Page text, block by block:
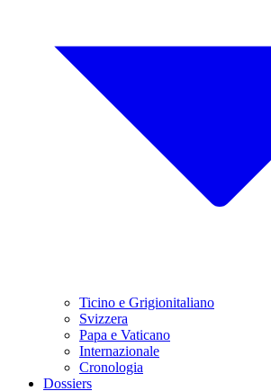
Ticino e Grigionitaliano
Svizzera
Papa e Vaticano
Internazionale
Cronologia
Dossiers